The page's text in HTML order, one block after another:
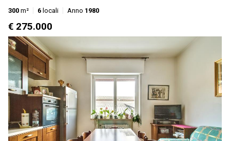
300 m² 6 locali Anno 1980
€ 275.000